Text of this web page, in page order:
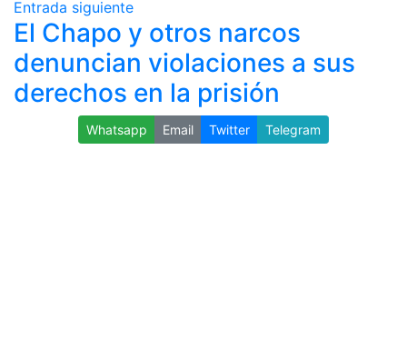
Entrada siguiente
El Chapo y otros narcos
denuncian violaciones a sus
derechos en la prisión
Whatsapp Email Twitter Telegram